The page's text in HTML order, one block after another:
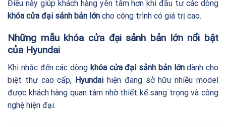
Điều này giúp khách hàng yên tâm hơn khi đầu tư các dòng
khóa cửa đại sảnh bản lớn cho công trình có giá trị cao.
Những mẫu khóa cửa đại sảnh bản lớn nổi bật
của Hyundai
Khi nhắc đến các dòng khóa cửa đại sảnh bản lớndành cho
biệt thự cao cấp, Hyundai hiện đang sở hữu nhiều model
được khách hàng quan tâm nhờ thiết kế sang trọng và công
nghệ hiện đại.